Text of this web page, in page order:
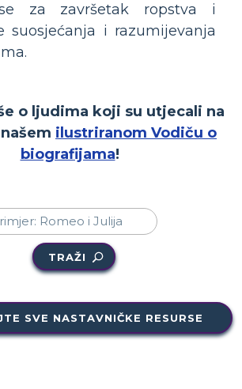
za završetak ropstva i
suosjećanja i razumijevanja
o ljudima koji su utjecali na
ilustriranom Vodiču o
biografijama!
TRAŽI
SVE NASTAVNIČKE RESURSE